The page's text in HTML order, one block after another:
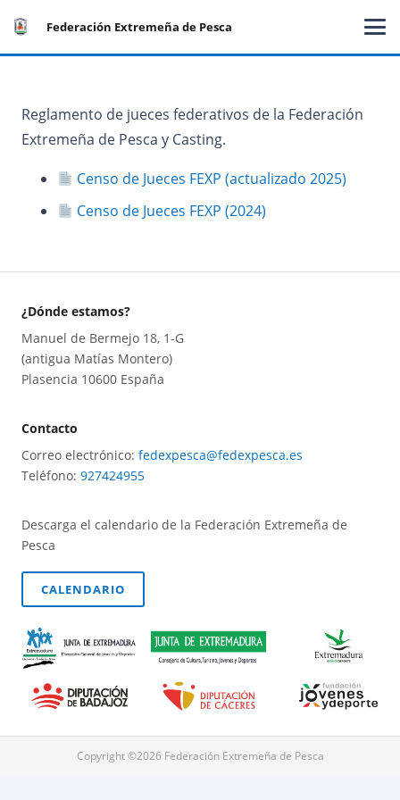
Federación Extremeña de Pesca
Reglamento de jueces federativos de la Federación
Extremeña de Pesca y Casting.
Censo de Jueces FEXP (actualizado 2025)
Censo de Jueces FEXP (2024)
¿Dónde estamos?
Manuel de Bermejo 18, 1-G
(antigua Matías Montero)
Plasencia 10600 España
Contacto
Correo electrónico: fedexpesca@fedexpesca.es
Teléfono: 927424955
Descarga el calendario de la Federación Extremeña de
Pesca
CALENDARIO
Copyright ©2026 Federación Extremeña de Pesca